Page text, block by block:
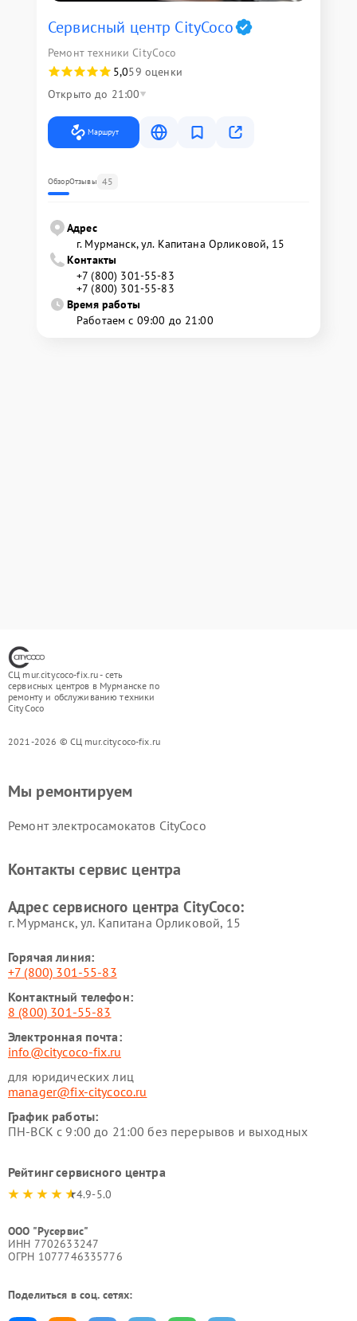
Сервисный центр CityCoco
Ремонт техники CityCoco
5,059 оценки
Открыто до 21:00
Маршрут
ОбзорОтзывы 45
Адрес
г. Мурманск, ул. Капитана Орликовой, 15
Контакты
+7 (800) 301-55-83
+7 (800) 301-55-83
Время работы
Работаем с 09:00 до 21:00
СЦ mur.citycoco-fix.ru - сеть
сервисных центров в Мурманске по
ремонту и обслуживанию техники
CityCoco
2021-2026 © СЦ mur.citycoco-fix.ru
Мы ремонтируем
Ремонт электросамокатов CityCoco
Контакты сервис центра
Адрес сервисного центра CityCoco:
г. Мурманск, ул. Капитана Орликовой, 15
Горячая линия:
+7 (800) 301-55-83
Контактный телефон:
8 (800) 301-55-83
Электронная почта:
info@citycoco-fix.ru
для юридических лиц
manager@fix-citycoco.ru
График работы:
ПН-ВСК с 9:00 до 21:00 без перерывов и выходных
Рейтинг сервисного центра
4.9-5.0
ООО "Русервис"
ИНН 7702633247
ОГРН 1077746335776
Поделиться в соц. сетях: